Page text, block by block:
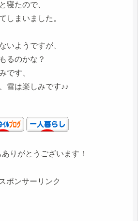
寝たので、
しまいました。
いようですが、
るのかな？
です、
雪は楽しみです♪♪
りがとうございます！
スポンサーリンク